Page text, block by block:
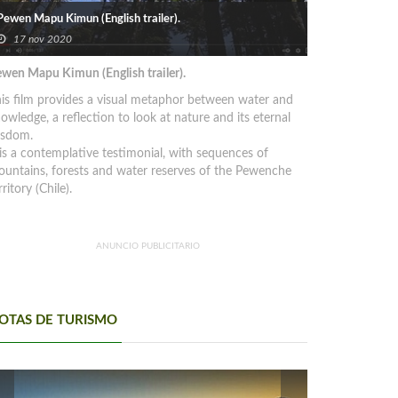
Mapu Kimun (English trailer).
17 nov 2020
Mapu Kimun (English trailer).
film provides a visual metaphor between water and
a reflection to look at nature and its eternal
a contemplative testimonial, with sequences of
forests and water reserves of the Pewenche
(Chile).
ANUNCIO PUBLICITARIO
DE TURISMO